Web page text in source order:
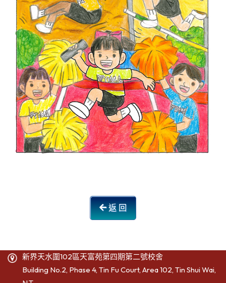
返 回
新界天水圍102區天富苑第四期第二號校舍
Building No.2, Phase 4, Tin Fu Court, Area 102, Tin Shui Wai,